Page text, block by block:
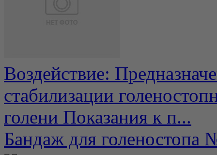
Воздействие:
стабилизации
голени Показания к п...
Бандаж для голеностопа